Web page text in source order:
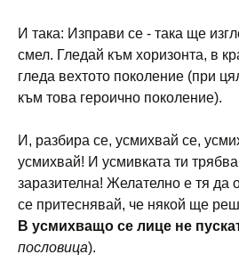
И така: Изправи се - така ще
смел. Гледай към хоризонта, в
гледа вехтото поколение (при
към това героично поколение).
И, разбира се, усмихвай се,
усмихвай! И усмивката ти
заразителна! Желателно е тя да
се притеснявай, че някой ще
В усмихващо се лице не
пословица).